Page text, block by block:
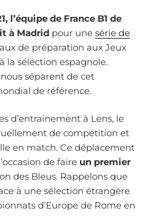
l’équipe de France B1 de
à Madrid pour une série de
de préparation aux Jeux
la sélection espagnole.
séparent de cet
de référence.
d’entrainement à Lens, le
de compétition et
en match. Ce déplacement
de faire un premier
des Bleus. Rappelons que
à une sélection étrangère
d’Europe de Rome en